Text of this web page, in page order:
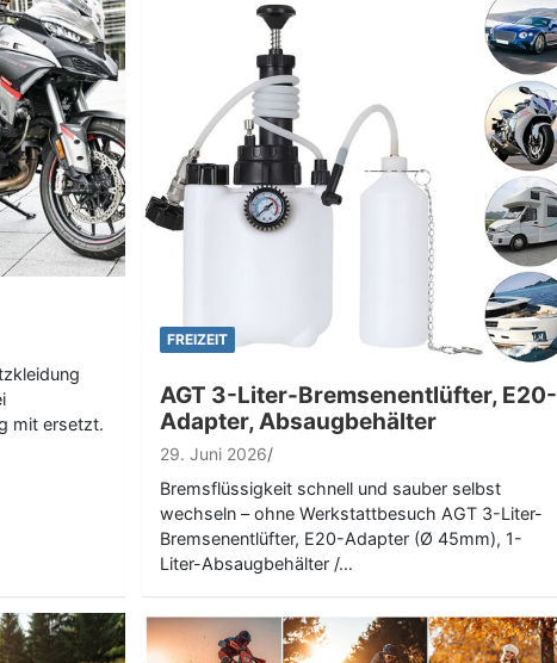
mit ersetzt.
FREIZEIT
AGT 3-Liter-Bremsenentlüfter, E20-
Adapter, Absaugbehälter
29. Juni 2026
Bremsflüssigkeit schnell und sauber selbst
wechseln – ohne Werkstattbesuch AGT 3-Liter-
Bremsenentlüfter, E20-Adapter (Ø 45mm), 1-
Liter-Absaugbehälter /…